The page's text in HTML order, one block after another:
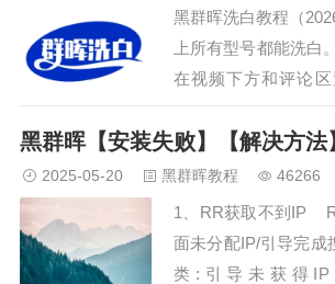
黑群晖洗白教程（
上所有型号都能洗白
在视频下方和评论
址： http://
白群晖？ 白群晖：群
统，即正版群晖。2、
群晖：自己的硬…
黑群晖【安装失败】【解决方法
2025-05-20 黑群晖教程 46266
1、RR获取不到IP
面未分配IP/引导完
类:引导未获得